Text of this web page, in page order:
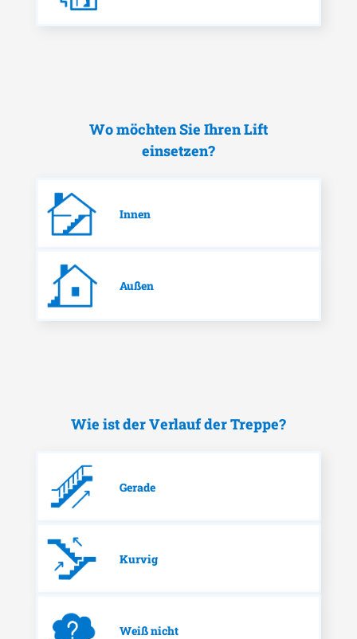
Wo möchten Sie Ihren Lift
einsetzen?
Innen
Außen
Wie ist der Verlauf der Treppe?
Gerade
Kurvig
Weiß nicht